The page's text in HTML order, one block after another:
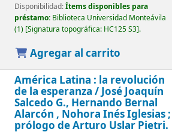
Disponibilidad:Ítems disponibles para
préstamo: Biblioteca Universidad Monteávila
(1) Signatura topográfica: HC125 S3 .
Agregar al carrito
América Latina : la revolución
de la esperanza /José Joaquín
Salcedo G., Hernando Bernal
Alarcón , Nohora Inés Iglesias ;
prólogo de Arturo Uslar Pietri.